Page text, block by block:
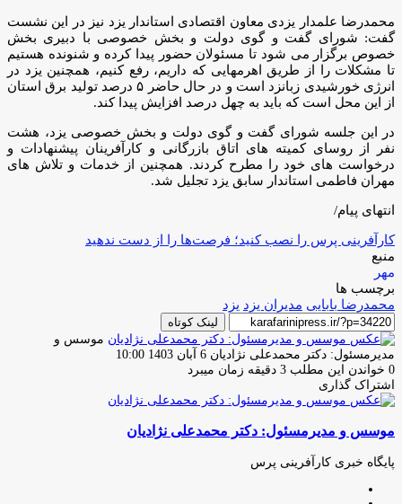
محمدرضا علمدار یزدی معاون اقتصادی استاندار یزد نیز در این نشست
گفت: شورای گفت و گوی دولت و بخش خصوصی با دبیری بخش
خصوص برگزار می شود تا مسئولان حضور پیدا کرده و شنونده هستیم
تا مشکلات را از طریق اهرمهایی که داریم، رفع کنیم، همچنین یزد در
انرژی خورشیدی زبانزد است و در حال حاضر ۵ درصد تولید برق استان
از این محل است که باید به چهل درصد افزایش پیدا کند.
در این جلسه شورای گفت و گوی دولت و بخش خصوصی یزد، هشت
نفر از روسای کمیته های اتاق بازرگانی و کارآفرینان پیشنهادات و
درخواست های خود را مطرح کردند. همچنین از خدمات و تلاش های
مهران فاطمی استاندار سابق یزد تجلیل شد.
انتهای پیام/
کارآفرینی پرس را نصب کنید؛ فرصت‌ها را از دست ندهید
منبع
مهر
برچسب ها
محمدرضا بابایی مدیران یزد یزد
لینک کوتاه
موسس و
مدیرمسئول: دکتر محمدعلی نژادیان ارسال
ایمیل
6 آبان 1403 10:00
0 خواندن این مطلب 3 دقیقه زمان میبرد
اشتراک گذاری
فیس
توئیتر
لینکدین
واتس
تلگرام
اشتراک
از
ایمیل
چاپ
موسس و مدیرمسئول: دکتر محمدعلی نژادیان
پایگاه خبری کارآفرینی پرس